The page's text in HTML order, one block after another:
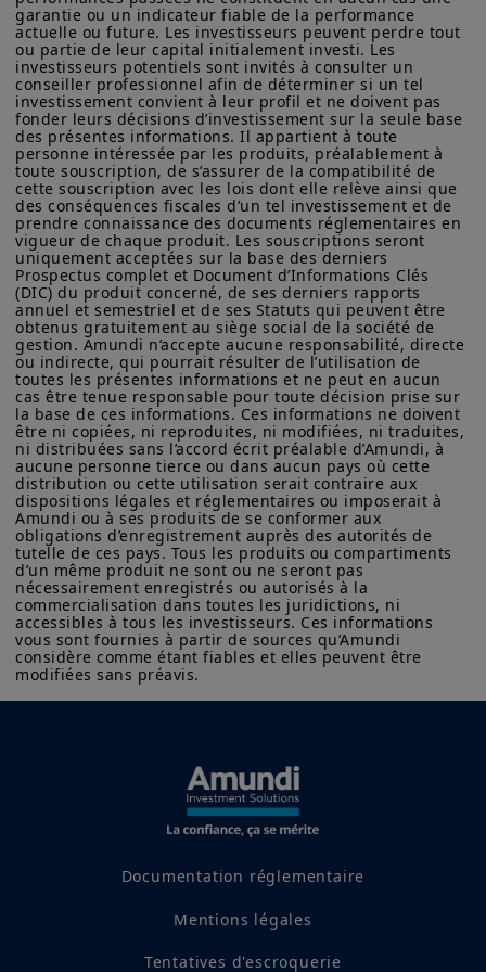
progressivement l’ambition jusqu’à
ce que le monde soit sur la voie d’un
réchauffement climatique limité bien
en dessous de 2°C. Même si l’objectif
est encore loin d’être atteint, il y a eu
une première inflexion par les
nouvelles politiques climatiques
mises en œuvre mettant le monde
sur la voie de +3,1°C d’ici la fin du
siècle contre +4,2°C lors de
l’adoption de l’Accord de Paris. Le
cadre mondial de la biodiversité
prévoit un mécanisme similaire pour
stopper et inverser la perte de
biodiversité. L’efficacité de ces deux
mécanismes est actuellement mise à
l’épreuve par le contexte
géopolitique et la difficulté à
parvenir à des accords
internationaux.
Les déficits de financement
révèlent des opportunités
collectif quantifié (NCQG) montrent
que des défis persistent pour assurer
des transferts financiers Nord-Sud
financiers publics restent limités,
des mécanismes tels que le « Fonds
Amundi Asset Management vous informe que les informations
sur les produits figurant sur ce site ne sont données qu’à titre
indicatif et constituent une présentation générale de nos
produits et services. Ces informations ne sont pas exhaustives,
peuvent évoluer dans le temps et être mises à jour par Amundi
Asset Management, sans préavis et à tout moment.
Votre accès à ce site est soumis au respect de la
réglementation française en vigueur et aux «Mentions légales /
Conditions générales d’accès au site».
En choisissant d’accéder à notre site, vous reconnaissez avoir
pris connaissance de ces Conditions et les avoir acceptées.
Nous vous conseillons, dans votre intérêt, de les lire
attentivement.
garantie ou un indicateur fiable de la performance
actuelle ou future. Les investisseurs peuvent perdre tout
ou partie de leur capital initialement investi. Les
investisseurs potentiels sont invités à consulter un
conseiller professionnel afin de déterminer si un tel
investissement convient à leur profil et ne doivent pas
fonder leurs décisions d’investissement sur la seule base
des présentes informations. Il appartient à toute
personne intéressée par les produits, préalablement à
toute souscription, de s’assurer de la compatibilité de
cette souscription avec les lois dont elle relève ainsi que
des conséquences fiscales d’un tel investissement et de
prendre connaissance des documents réglementaires en
vigueur de chaque produit. Les souscriptions seront
uniquement acceptées sur la base des derniers
Prospectus complet et Document d’Informations Clés
(DIC) du produit concerné, de ses derniers rapports
annuel et semestriel et de ses Statuts qui peuvent être
obtenus gratuitement au siège social de la société de
gestion. Amundi n’accepte aucune responsabilité, directe
ou indirecte, qui pourrait résulter de l’utilisation de
toutes les présentes informations et ne peut en aucun
cas être tenue responsable pour toute décision prise sur
la base de ces informations. Ces informations ne doivent
être ni copiées, ni reproduites, ni modifiées, ni traduites,
ni distribuées sans l’accord écrit préalable d’Amundi, à
aucune personne tierce ou dans aucun pays où cette
distribution ou cette utilisation serait contraire aux
dispositions légales et réglementaires ou imposerait à
Amundi ou à ses produits de se conformer aux
obligations d’enregistrement auprès des autorités de
tutelle de ces pays. Tous les produits ou compartiments
d’un même produit ne sont ou ne seront pas
nécessairement enregistrés ou autorisés à la
commercialisation dans toutes les juridictions, ni
accessibles à tous les investisseurs. Ces informations
vous sont fournies à partir de sources qu’Amundi
considère comme étant fiables et elles peuvent être
modifiées sans préavis.
Documentation réglementaire
Mentions légales
Tentatives d'escroquerie